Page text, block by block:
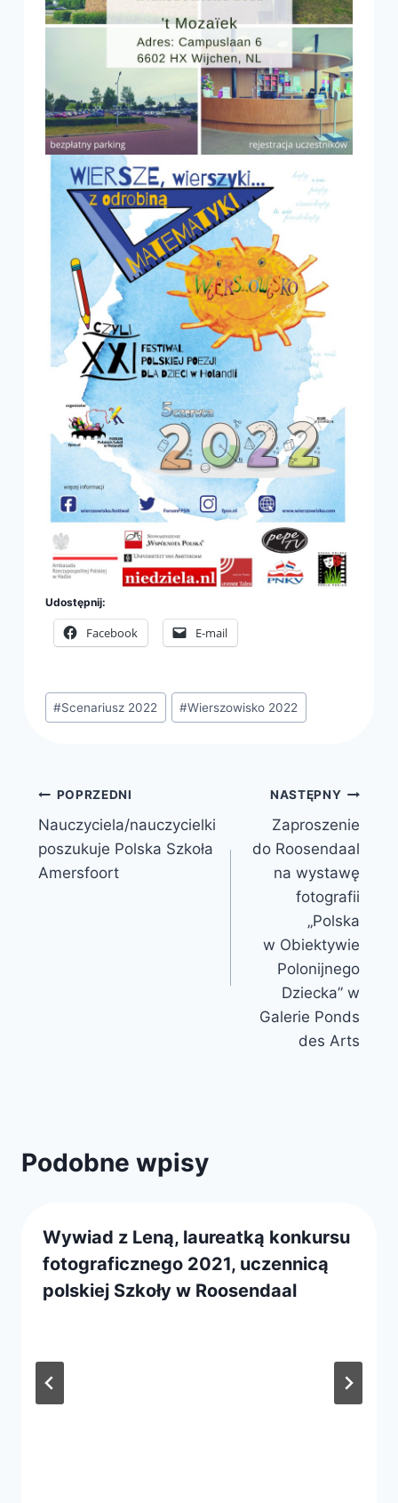
Udostępnij:
Facebook E-mail
Tagi
wpisu:
#Scenariusz 2022 #Wierszowisko 2022
Nawigacja
wpisu
POPRZEDNI
Nauczyciela/nauczycielki
poszukuje Polska Szkoła
Amersfoort
NASTĘPNY
Zaproszenie
do Roosendaal
na wystawę
fotografii
„Polska
w Obiektywie
Polonijnego
Dziecka” w
Galerie Ponds
des Arts
Podobne wpisy
Wywiad z Leną, laureatką konkursu
fotograficznego 2021, uczennicą
polskiej Szkoły w Roosendaal
zarząd